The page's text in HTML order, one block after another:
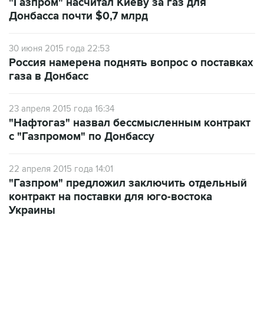
Донбасса почти $0,7 млрд
30 июня 2015 года 22:53
Россия намерена поднять вопрос о поставках
газа в Донбасс
23 апреля 2015 года 16:34
"Нафтогаз" назвал бессмысленным контракт
с "Газпромом" по Донбассу
22 апреля 2015 года 14:01
"Газпром" предложил заключить отдельный
контракт на поставки для юго-востока
Украины